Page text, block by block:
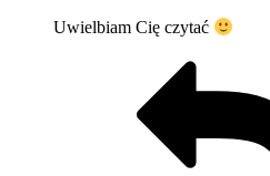
Uwielbiam Cię czytać